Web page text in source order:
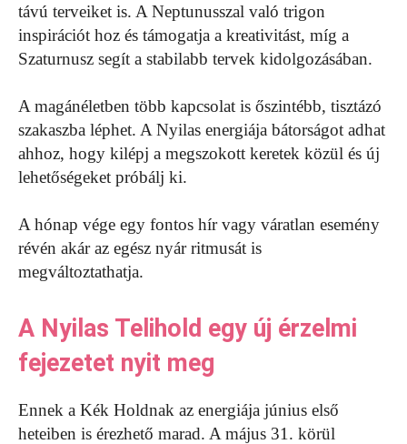
távú terveiket is. A Neptunusszal való trigon
inspirációt hoz és támogatja a kreativitást, míg a
Szaturnusz segít a stabilabb tervek kidolgozásában.
A magánéletben több kapcsolat is őszintébb, tisztázó
szakaszba léphet. A Nyilas energiája bátorságot adhat
ahhoz, hogy kilépj a megszokott keretek közül és új
lehetőségeket próbálj ki.
A hónap vége egy fontos hír vagy váratlan esemény
révén akár az egész nyár ritmusát is
megváltoztathatja.
A Nyilas Telihold egy új érzelmi
fejezetet nyit meg
Ennek a Kék Holdnak az energiája június első
heteiben is érezhető marad. A május 31. körül